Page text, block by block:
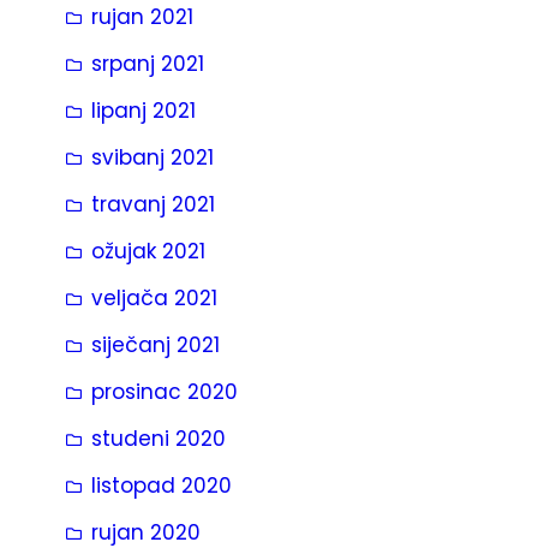
rujan 2021
srpanj 2021
lipanj 2021
svibanj 2021
travanj 2021
ožujak 2021
veljača 2021
siječanj 2021
prosinac 2020
studeni 2020
listopad 2020
rujan 2020